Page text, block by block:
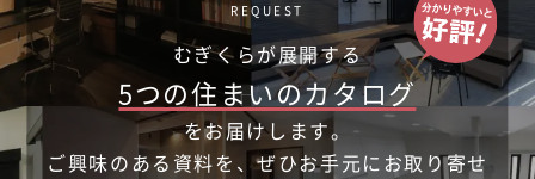
REQUEST
むぎくらが展開する
5つの住まいのカタログ
をお届けします。
ご興味のある資料を、ぜひお手元にお取り寄せ